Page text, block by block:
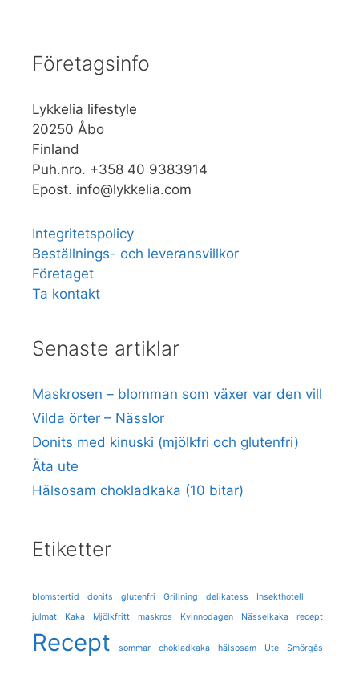
Företagsinfo
Lykkelia lifestyle
20250 Åbo
Finland
Puh.nro. +358 40 9383914
Epost. info@lykkelia.com
Integritetspolicy
Beställnings- och leveransvillkor
Företaget
Ta kontakt
Senaste artiklar
Maskrosen – blomman som växer var den vill
Vilda örter – Nässlor
Donits med kinuski (mjölkfri och glutenfri)
Äta ute
Hälsosam chokladkaka (10 bitar)
Etiketter
blomstertid donits glutenfri Grillning delikatess
Insekthotell
julmat
Kaka Mjölkfritt maskros Kvinnodagen Nässelkaka recept
Recept sommar chokladkaka hälsosam Ute Smörgås